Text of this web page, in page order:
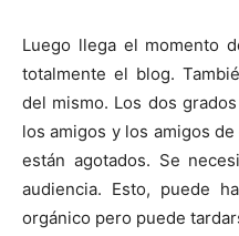
Luego llega el momento
totalmente el blog.
del mismo. Los dos
los amigos y los amigos
están agotados. Se
audiencia. Esto, puede
orgánico pero puede